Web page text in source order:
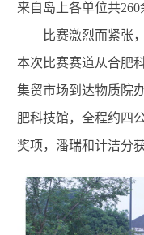
来自岛上各单位共260
比赛激烈而紧张，
本次比赛赛道从合肥
集贸市场到达物质院
肥科技馆，全程约四
奖项，潘瑞和计洁分